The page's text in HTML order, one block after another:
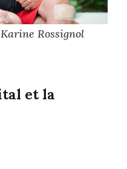
Rossignol
et la